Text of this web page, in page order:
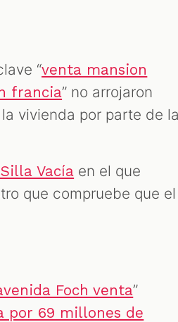
“venta mansion
francia” no arrojaron
vivienda por parte de
Vacía en el que
que compruebe que el
Foch venta”
por 69 millones de